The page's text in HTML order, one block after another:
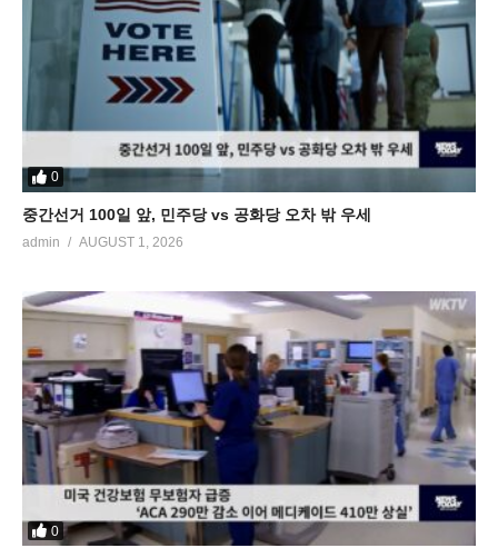
0
중간선거 100일 앞, 민주당 vs 공화당 오차 밖 우세
admin AUGUST 1, 2026
0